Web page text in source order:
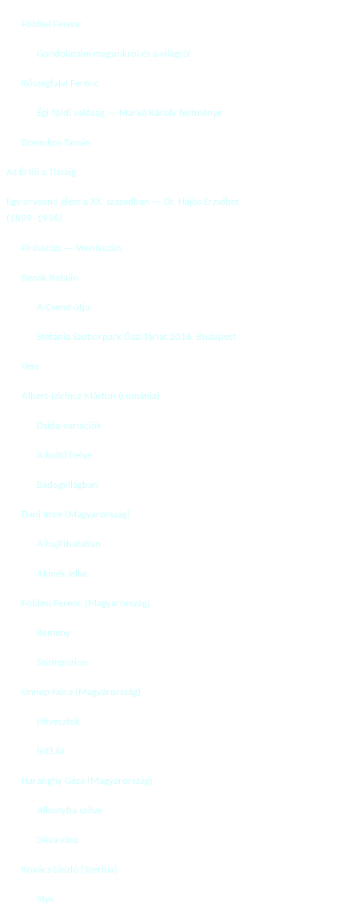
Földesi Ferenc
Gondolataim magunkról és a világról
Kőszegfalvi Ferenc
Égi-földi valóság — Markó Károly festménye
Domokos Tamás
Az Értől a Tiszáig
Egy orvosnő élete a XX. században — Dr. Hajós Erzsébet
(1899–1996)
Finisszázs — Vernisszázs
Benák Katalin
A Csend útja
Stefánia Szoborpark Őszi Tárlat 2016. Budapest
Vers
Albert-Lőrincz Márton (románia)
Dsida-variációk
A költő helye
Bádogvilágban
Dani Imre (Magyarország)
A hajlíthatatlan
Akinek lelke
Földesi Ferenc (Magyarország)
Remény
Szümpozion
Ünnep Nóra (Magyarország)
Hitvesztők
Ív.El.Át
Haranghy Géza (Magyarország)
Alkonyba szőve
Déva vára
Kovács László (Szerbia)
Styx